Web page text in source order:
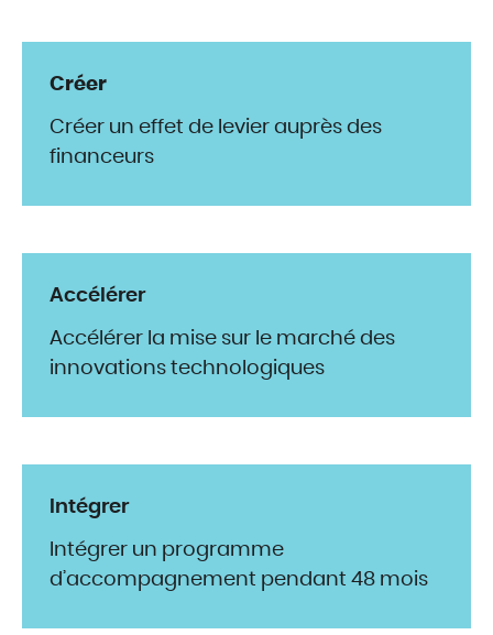
Créer
Créer un effet de levier auprès des
financeurs
Accélérer
Accélérer la mise sur le marché des
innovations technologiques
Intégrer
Intégrer un programme
d’accompagnement pendant 48 mois